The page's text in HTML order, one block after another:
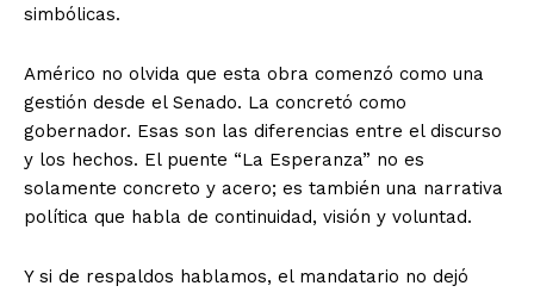
simbólicas.
Américo no olvida que esta obra comenzó como una
gestión desde el Senado. La concretó como
gobernador. Esas son las diferencias entre el discurso
y los hechos. El puente “La Esperanza” no es
solamente concreto y acero; es también una narrativa
política que habla de continuidad, visión y voluntad.
Y si de respaldos hablamos, el mandatario no dejó